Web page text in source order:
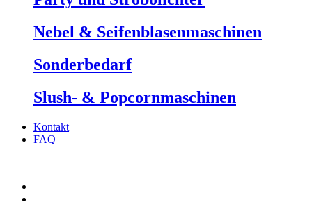
Nebel & Seifenblasenmaschinen
Sonderbedarf
Slush- & Popcornmaschinen
Kontakt
FAQ